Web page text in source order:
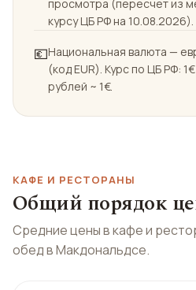
просмотра (пересчет из
курсу ЦБ РФ на 10.08.2026).
💶Национальная валюта —
(код EUR). Курс по ЦБ РФ:
рублей ~ 1€.
КАФЕ И РЕСТОРАНЫ
Общий порядок
Средние цены в кафе и
обед в Макдональдсе.